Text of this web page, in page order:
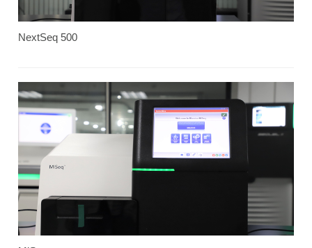
NextSeq 500